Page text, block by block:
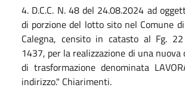
4. D.C.C. N. 48 del 24.08.2024 ad
di porzione del lotto sito nel Comune
Calegna, censito in catasto al Fg.
1437, per la realizzazione di una
di trasformazione denominata
indirizzo." Chiarimenti.